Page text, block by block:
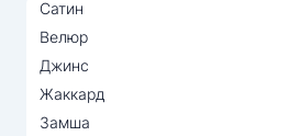
Сатин
Велюр
Джинс
Жаккард
Замша